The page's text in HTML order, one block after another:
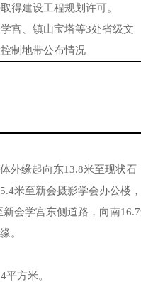
得建设工程规划许可。
宫、镇山宝塔等3处省级文
制地带公布情况
外缘起向东13.8米至现状石
米至新会摄影学会办公楼
新会学宫东侧道路，向南
。
平方米。